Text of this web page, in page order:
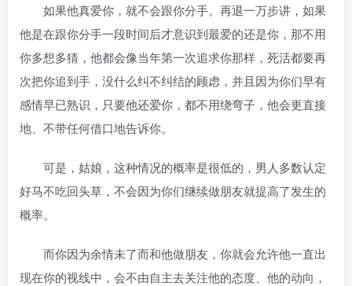
如果他真爱你，就不会跟你分手。再退一万步讲，如果
他是在跟你分手一段时间后才意识到最爱的还是你，那不用
你多想多猜，他都会像当年第一次追求你那样，死活都要再
次把你追到手，没什么纠不纠结的顾虑，并且因为你们早有
感情早已熟识，只要他还爱你，都不用绕弯子，他会更直接
地、不带任何借口地告诉你。
可是，姑娘，这种情况的概率是很低的，男人多数认定
好马不吃回头草，不会因为你们继续做朋友就提高了发生的
概率。
而你因为余情未了而和他做朋友，你就会允许他一直出
现在你的视线中，会不由自主去关注他的态度、他的动向，